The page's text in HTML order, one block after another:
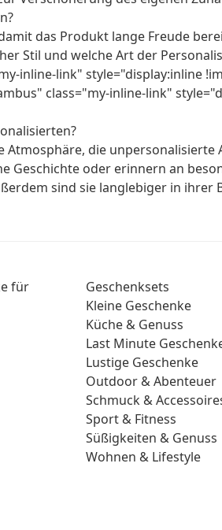
das Produkt lange Freude
Stil und welche Art der
inline-link" style="display:inline
class="my-inline-link"
die
Geschichte oder erinnern an
sind sie langlebiger in ihrer
für
Geschenksets
Kleine Geschenke
Küche & Genuss
Last Minute
Lustige Geschenke
Outdoor & Abenteuer
Schmuck &
Sport & Fitness
Süßigkeiten & Genuss
Wohnen & Lifestyle